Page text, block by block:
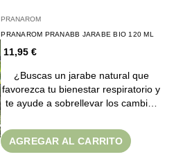
PRANAROM
PRANAROM PRANABB JARABE BIO 120 ML
11,95 €
¿Buscas un jarabe natural que
favorezca tu bienestar respiratorio y
te ayude a sobrellevar los cambi…
AGREGAR AL CARRITO